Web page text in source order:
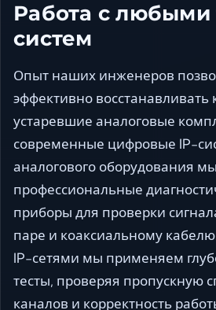
Работа с любыми
систем
Опыт наших инженеров
эффективно восстанавливать
устаревшие аналоговые
современные цифровые IP-
аналогового оборудования
профессиональные
приборы для проверки
паре и коаксиальному
IP-сетями мы применяем
тесты, проверяя пропускную
каналов и корректность